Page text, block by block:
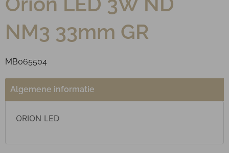
NM3 33mm GR
MB065504
Algemene informatie
ORION LED